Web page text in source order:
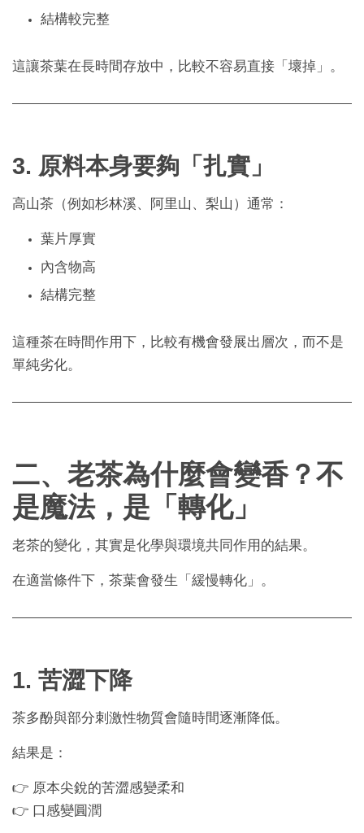
結構較完整
這讓茶葉在長時間存放中，比較不容易直接「壞掉」。
3. 原料本身要夠「扎實」
高山茶（例如杉林溪、阿里山、梨山）通常：
葉片厚實
內含物高
結構完整
這種茶在時間作用下，比較有機會發展出層次，而不是
單純劣化。
二、老茶為什麼會變香？不
是魔法，是「轉化」
老茶的變化，其實是化學與環境共同作用的結果。
在適當條件下，茶葉會發生「緩慢轉化」。
1. 苦澀下降
茶多酚與部分刺激性物質會隨時間逐漸降低。
結果是：
👉 原本尖銳的苦澀感變柔和
👉 口感變圓潤